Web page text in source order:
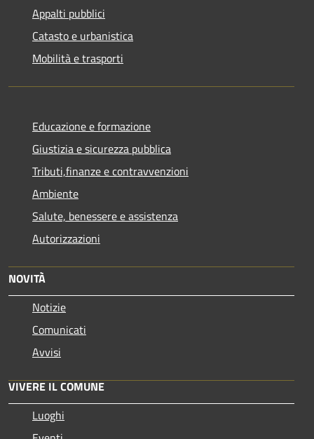
Appalti pubblici
Catasto e urbanistica
Mobilità e trasporti
Educazione e formazione
Giustizia e sicurezza pubblica
Tributi,finanze e contravvenzioni
Ambiente
Salute, benessere e assistenza
Autorizzazioni
NOVITÀ
Notizie
Comunicati
Avvisi
VIVERE IL COMUNE
Luoghi